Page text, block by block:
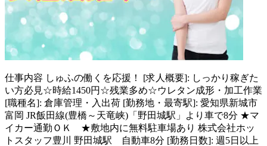
仕事内容 しゅふの働くを応援！ [求人概要]: しっかり稼ぎた
い方必見☆時給1450円☆残業多め☆ウレタン成形・加工作業
[職種名]: 倉庫管理・入出荷 [勤務地・最寄駅]: 愛知県新城市
富岡 JR飯田線(豊橋～天竜峡)「野田城駅」より車で8分 ★マ
イカー通勤ＯＫ ★敷地内に無料駐車場あり 株式会社ホッ
トスタッフ豊川 野田城駅 自動車8分 [勤務日数]: 週5日以上